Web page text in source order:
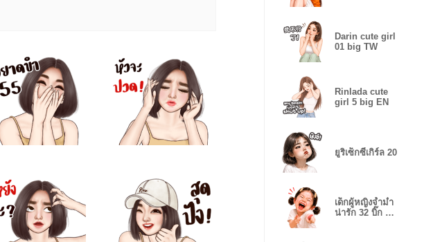
Darin cute girl
01 big TW
Rinlada cute
girl 5 big EN
ยูริเซ็กซี่เกิร์ล 20
เด็กผู้หญิงจ้ำม่ำ
น่ารัก 32 บิ๊ก no